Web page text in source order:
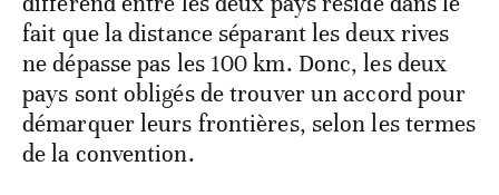
fait que la distance séparant les deux rives
ne dépasse pas les 100 km. Donc, les deux
pays sont obligés de trouver un accord pour
démarquer leurs frontières, selon les termes
de la convention.